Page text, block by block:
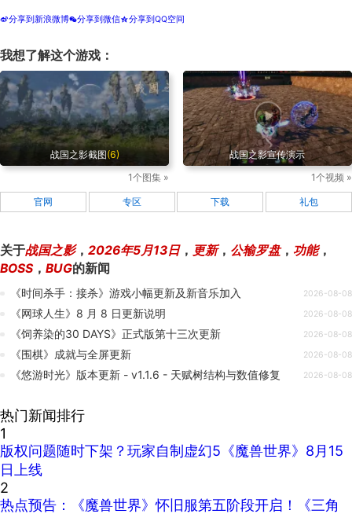
t分享到新浪微博w分享到微信z分享到QQ空间
我想了解这个游戏：
战国之影截图(6)
1个图集 »
战国之影宣传演示
1个视频 »
官网 专区 下载 礼包
关于战国之影， 2026年5月13日， 更新， 公输罗盘， 功能，
BOSS， BUG的新闻
《时间杀手：接杀》游戏小幅更新及新音乐加入 2026-08-08
《网球人生》8 月 8 日更新说明 2026-08-08
《饲养染的30 DAYS》正式版第十三次更新 2026-08-08
《围棋》成就与全屏更新 2026-08-08
《悠游时光》版本更新 - v1.1.6 - 天赋树结构与数值修复 2026-08-08
热门新闻排行
1
版权问题随时下架？玩家自制虚幻5《魔兽世界》8月15
日上线
2
热点预告：《魔兽世界》怀旧服第五阶段开启！《三角